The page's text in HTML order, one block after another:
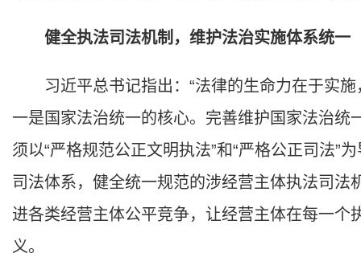
健全执法司法机制，维护法治实施体系统一
习近平总书记指出：“法律的生命力在于实施
一是国家法治统一的核心。完善维护国家法治
须以“严格规范公正文明执法”和“严格公正司法”
司法体系，健全统一规范的涉经营主体执法司
进各类经营主体公平竞争，让经营主体在每一
义。